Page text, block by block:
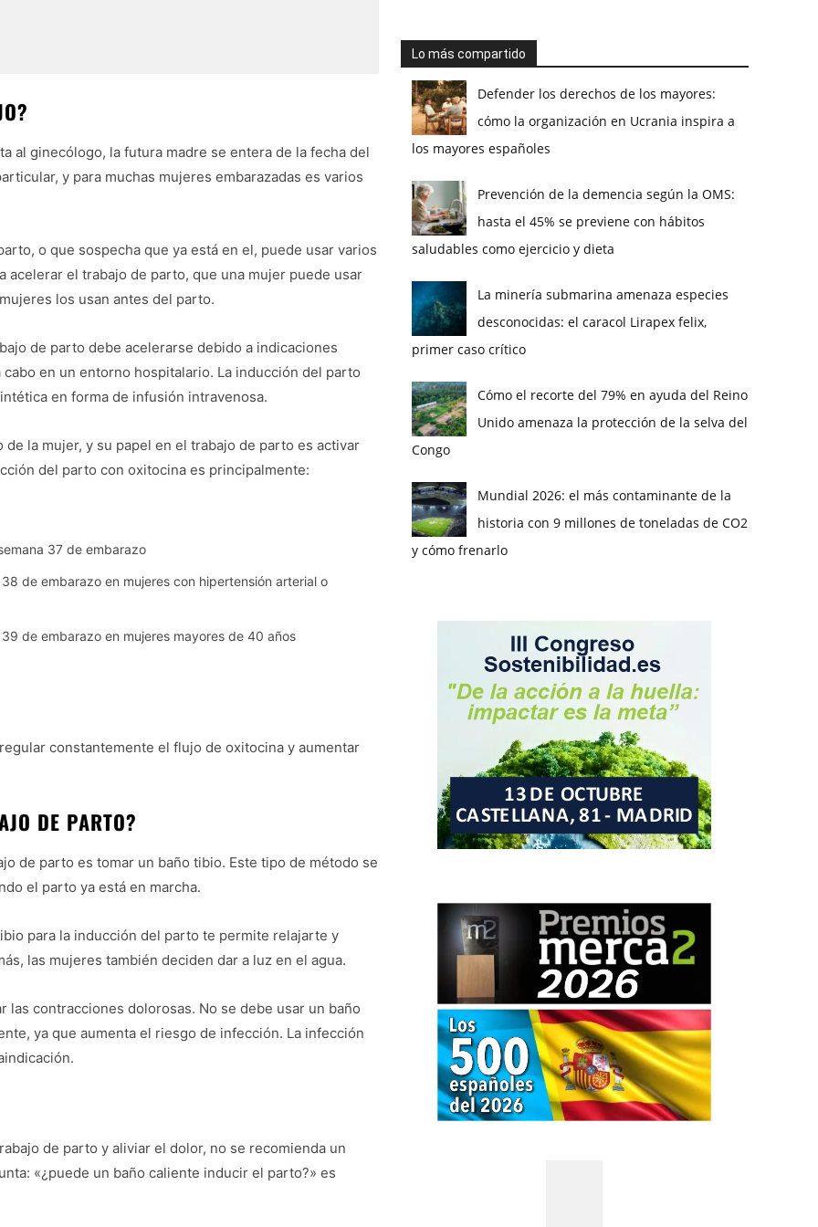
al ginecólogo, la futura madre se entera de la fecha del
y para muchas mujeres embarazadas es varios
o que sospecha que ya está en el, puede usar varios
acelerar el trabajo de parto, que una mujer puede usar
los usan antes del parto.
de parto debe acelerarse debido a indicaciones
en un entorno hospitalario. La inducción del parto
en forma de infusión intravenosa.
la mujer, y su papel en el trabajo de parto es activar
del parto con oxitocina es principalmente:
37 de embarazo
de embarazo en mujeres con hipertensión arterial o
de embarazo en mujeres mayores de 40 años
constantemente el flujo de oxitocina y aumentar
DE PARTO?
de parto es tomar un baño tibio. Este tipo de método se
el parto ya está en marcha.
para la inducción del parto te permite relajarte y
las mujeres también deciden dar a luz en el agua.
las contracciones dolorosas. No se debe usar un baño
ya que aumenta el riesgo de infección. La infección
de parto y aliviar el dolor, no se recomienda un
«¿puede un baño caliente inducir el parto?» es
Lo más compartido
Defender los derechos de los mayores:
cómo la organización en Ucrania inspira a
los mayores españoles
Prevención de la demencia según la OMS:
hasta el 45% se previene con hábitos
saludables como ejercicio y dieta
La minería submarina amenaza especies
desconocidas: el caracol Lirapex felix,
primer caso crítico
Cómo el recorte del 79% en ayuda del Reino
Unido amenaza la protección de la selva del
Congo
Mundial 2026: el más contaminante de la
historia con 9 millones de toneladas de CO2
y cómo frenarlo